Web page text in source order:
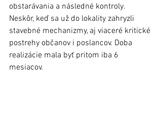
obstarávania a následné kontroly.
Neskôr, keď sa už do lokality zahryzli
stavebné mechanizmy, aj viaceré kritické
postrehy občanov i poslancov. Doba
realizácie mala byť pritom iba 6
mesiacov.